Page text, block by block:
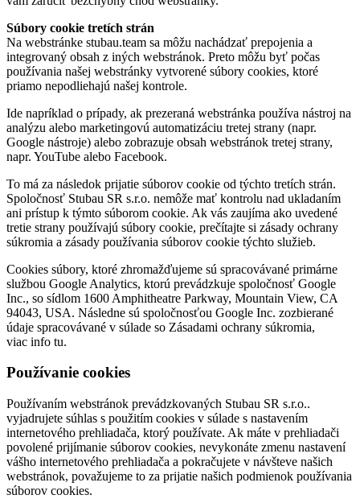
Súbory cookie tretích strán
Na webstránke stubau.team sa môžu nachádzať prepojenia a
integrovaný obsah z iných webstránok. Preto môžu byť počas
používania našej webstránky vytvorené súbory cookies, ktoré
priamo nepodliehajú našej kontrole.
Ide napríklad o prípady, ak prezeraná webstránka používa nástroj na
analýzu alebo marketingovú automatizáciu tretej strany (napr.
Google nástroje) alebo zobrazuje obsah webstránok tretej strany,
napr. YouTube alebo Facebook.
To má za následok prijatie súborov cookie od týchto tretích strán.
Spoločnosť Stubau SR s.r.o. nemôže mať kontrolu nad ukladaním
ani prístup k týmto súborom cookie. Ak vás zaujíma ako uvedené
tretie strany používajú súbory cookie, prečítajte si zásady ochrany
súkromia a zásady používania súborov cookie týchto služieb.
Cookies súbory, ktoré zhromažďujeme sú spracovávané primárne
službou Google Analytics, ktorú prevádzkuje spoločnosť Google
Inc., so sídlom 1600 Amphitheatre Parkway, Mountain View, CA
94043, USA. Následne sú spoločnosťou Google Inc. zozbierané
údaje spracovávané v súlade so Zásadami ochrany súkromia,
viac info tu.
Používanie cookies
Používaním webstránok prevádzkovaných Stubau SR s.r.o..
vyjadrujete súhlas s použitím cookies v súlade s nastavením
internetového prehliadača, ktorý používate. Ak máte v prehliadači
povolené prijímanie súborov cookies, nevykonáte zmenu nastavení
vášho internetového prehliadača a pokračujete v návšteve našich
webstránok, považujeme to za prijatie našich podmienok používania
súborov cookies.